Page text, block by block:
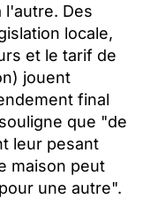
l'autre. Des
locale,
et le tarif de
jouent
final
que "de
leur pesant
maison peut
une autre".